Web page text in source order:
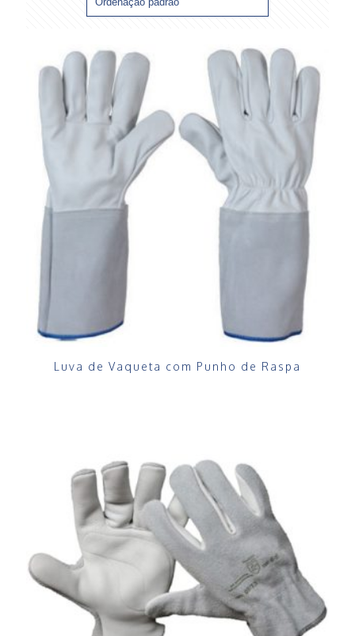
Luva de Vaqueta com Punho de Raspa